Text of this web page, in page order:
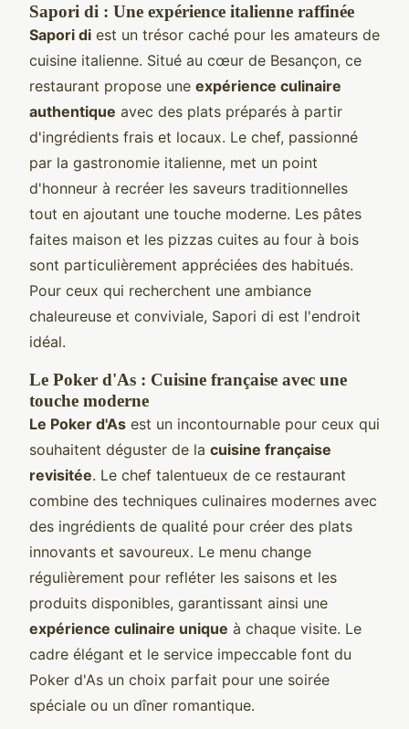
Sapori di : Une expérience italienne raffinée
Sapori di est un trésor caché pour les amateurs de
cuisine italienne. Situé au cœur de Besançon, ce
restaurant propose une expérience culinaire
authentique avec des plats préparés à partir
d'ingrédients frais et locaux. Le chef, passionné
par la gastronomie italienne, met un point
d'honneur à recréer les saveurs traditionnelles
tout en ajoutant une touche moderne. Les pâtes
faites maison et les pizzas cuites au four à bois
sont particulièrement appréciées des habitués.
Pour ceux qui recherchent une ambiance
chaleureuse et conviviale, Sapori di est l'endroit
idéal.
Le Poker d'As : Cuisine française avec une
touche moderne
Le Poker d'As est un incontournable pour ceux qui
souhaitent déguster de la cuisine française
revisitée. Le chef talentueux de ce restaurant
combine des techniques culinaires modernes avec
des ingrédients de qualité pour créer des plats
innovants et savoureux. Le menu change
régulièrement pour refléter les saisons et les
produits disponibles, garantissant ainsi une
expérience culinaire unique à chaque visite. Le
cadre élégant et le service impeccable font du
Poker d'As un choix parfait pour une soirée
spéciale ou un dîner romantique.